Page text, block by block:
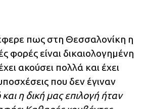
πως στη Θεσσαλονίκη η
φορές είναι δικαιολογημένη
ακούσει πολλά και έχει
που δεν έγιναν
και η δική μας επιλογή ήταν